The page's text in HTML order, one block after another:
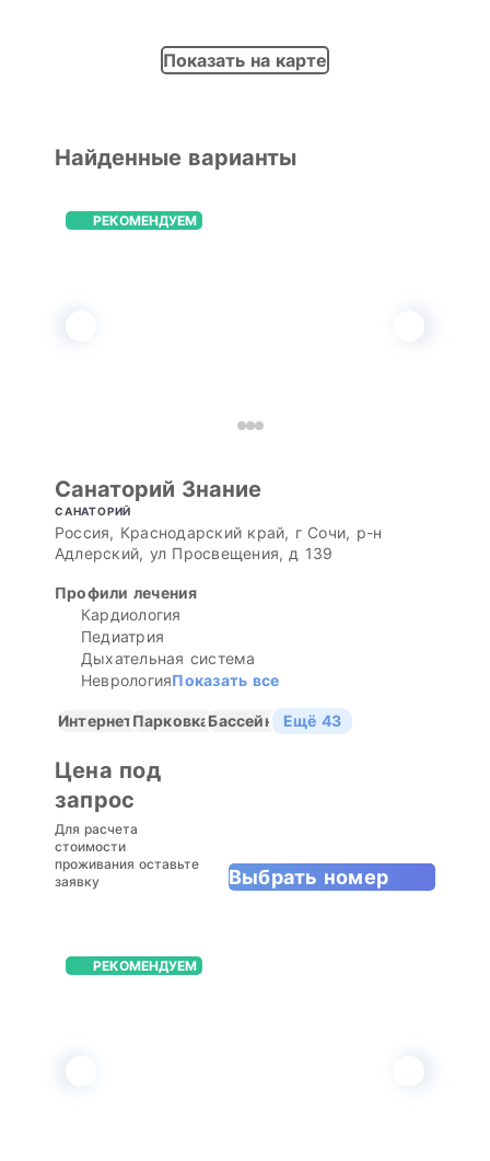
Показать на карте
Найденные варианты
РЕКОМЕНДУЕМ
Санаторий Знание
САНАТОРИЙ
Россия, Краснодарский край, г Сочи, р-н
Адлерский, ул Просвещения, д 139
Профили лечения
Кардиология
Педиатрия
Дыхательная система
НеврологияПоказать все
ИнтернетПарковкаБассейн Ещё 43
Цена под
запрос
Для расчета
стоимости
проживания оставьте
заявку
Выбрать номер
РЕКОМЕНДУЕМ